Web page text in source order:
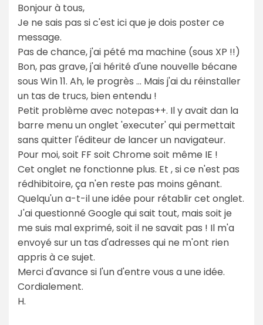
Bonjour à tous,
Je ne sais pas si c'est ici que je dois poster ce
message.
Pas de chance, j'ai pété ma machine (sous XP !!)
Bon, pas grave, j'ai hérité d'une nouvelle bécane
sous Win 11. Ah, le progrès ... Mais j'ai du réinstaller
un tas de trucs, bien entendu !
Petit problème avec notepas++. Il y avait dan la
barre menu un onglet 'executer' qui permettait
sans quitter l'éditeur de lancer un navigateur.
Pour moi, soit FF soit Chrome soit même IE !
Cet onglet ne fonctionne plus. Et , si ce n'est pas
rédhibitoire, ça n'en reste pas moins gênant.
Quelqu'un a-t-il une idée pour rétablir cet onglet.
J'ai questionné Google qui sait tout, mais soit je
me suis mal exprimé, soit il ne savait pas ! Il m'a
envoyé sur un tas d'adresses qui ne m'ont rien
appris à ce sujet.
Merci d'avance si l'un d'entre vous a une idée.
Cordialement.
H.